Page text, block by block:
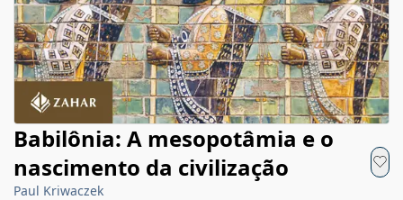
Babilônia: A mesopotâmia e o
nascimento da civilização
Paul Kriwaczek